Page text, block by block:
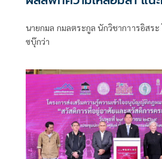
นายกมล กมลตระกูล นักวิชากาารอิสระ โพสต์ข้อความผ่านเฟ
ซบุ๊กว่า